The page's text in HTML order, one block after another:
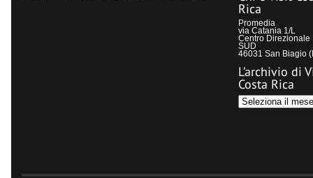
Rica
Promedia
via Catania 1/L
Centro Direzionale
SUD
46031 San Biagio
L’archivio di
Costa Rica
L’archivio
di